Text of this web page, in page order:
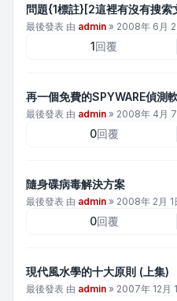
問題{1標註}[2這裡有沒有搜索
最後發表 由 admin » 2008年 6月
1回覆
再一個免費的SPYWARE偵測
最後發表 由 admin » 2008年 4月
0回覆
隨身碟病毒解決方案
最後發表 由 admin » 2008年 2月 1
0回覆
現代風水學的十大原則 (上集)
最後發表 由 admin » 2007年 12月